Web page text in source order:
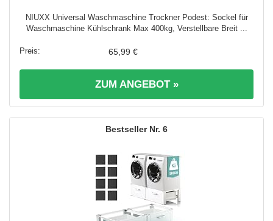
NIUXX Universal Waschmaschine Trockner Podest: Sockel für
Waschmaschine Kühlschrank Max 400kg, Verstellbare Breit ...
65,99 €
ZUM ANGEBOT »
6